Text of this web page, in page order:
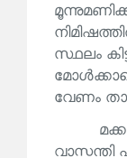
സ്ഥലം
വേണം
വാസന്തി